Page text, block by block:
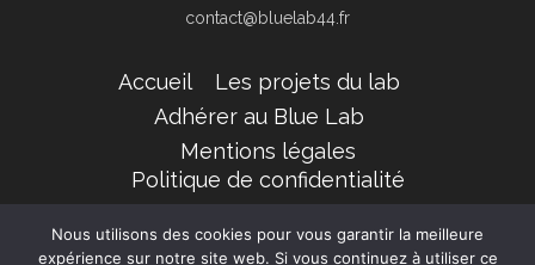
Accueil
Les projets du lab
Adhérer au Blue Lab
Mentions légales
Politique de confidentialité
© 2019 Blue Lab. Tous droits réservés.
contact@bluelab44.fr
Nous utilisons des cookies pour vous garantir la meilleure
expérience sur notre site web. Si vous continuez à utiliser ce